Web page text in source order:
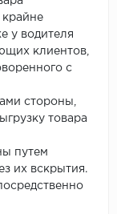
у водителя
клиентов,
с
стороны,
товара
путем
их вскрытия.